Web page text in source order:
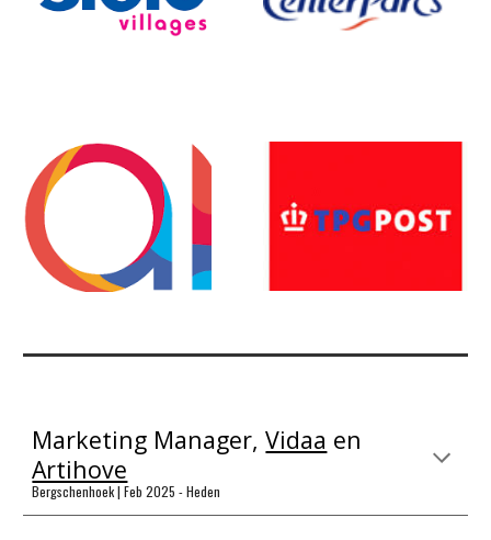
Marketing Manager,Vidaa en
Artihove
Bergschenhoek | Feb 2025 - Heden